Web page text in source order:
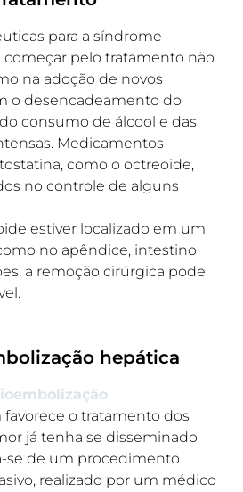
para a síndrome
pelo tratamento não
na adoção de novos
o desencadeamento do
consumo de álcool e das
Medicamentos
como o octreoide,
no controle de alguns
estiver localizado em um
no apêndice, intestino
a remoção cirúrgica pode
hepática
o tratamento dos
já tenha se disseminado
se de um procedimento
realizado por um médico